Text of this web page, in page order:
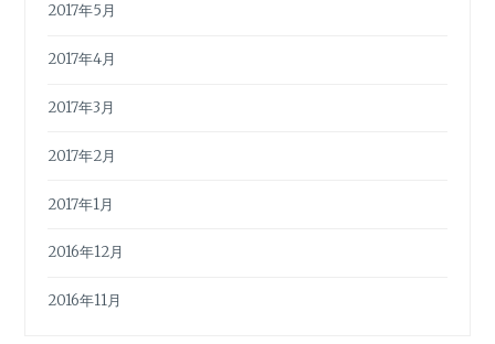
2017年5月
2017年4月
2017年3月
2017年2月
2017年1月
2016年12月
2016年11月